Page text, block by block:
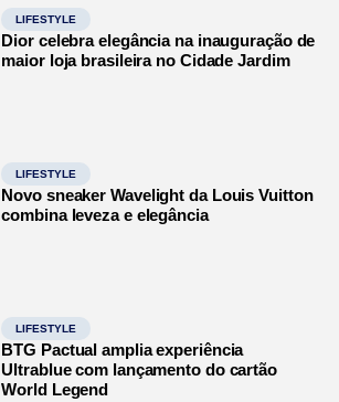
LIFESTYLE
Dior celebra elegância na inauguração de
maior loja brasileira no Cidade Jardim
LIFESTYLE
Novo sneaker Wavelight da Louis Vuitton
combina leveza e elegância
LIFESTYLE
BTG Pactual amplia experiência
Ultrablue com lançamento do cartão
World Legend